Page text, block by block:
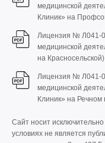
медицинской
Клиник» на
Лицензия № Л041-
медицинской
на Красносельской)
Лицензия № Л041-
медицинской
Клиник» на Речном
Сайт носит
условиях не является